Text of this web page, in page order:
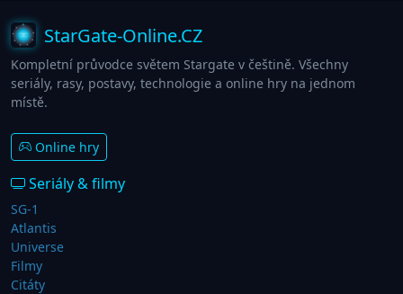
StarGate-Online.CZ
Kompletní průvodce světem Stargate v češtině. Všechny
seriály, rasy, postavy, technologie a online hry na jednom
místě.
Online hry
Seriály & filmy
SG-1
Atlantis
Universe
Filmy
Citáty